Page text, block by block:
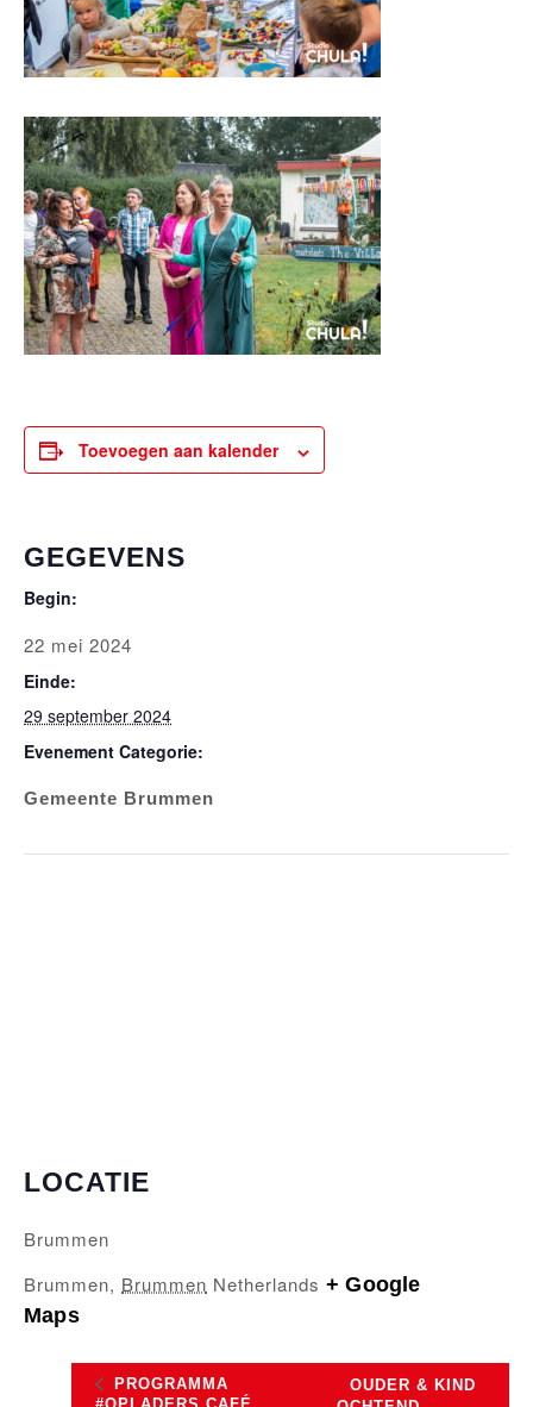
Toevoegen aan kalender
GEGEVENS
Begin:
22 mei 2024
Einde:
29 september 2024
Evenement Categorie:
Gemeente Brummen
LOCATIE
Brummen
Brummen, Brummen Netherlands + Google
Maps
PROGRAMMA
OUDER & KIND